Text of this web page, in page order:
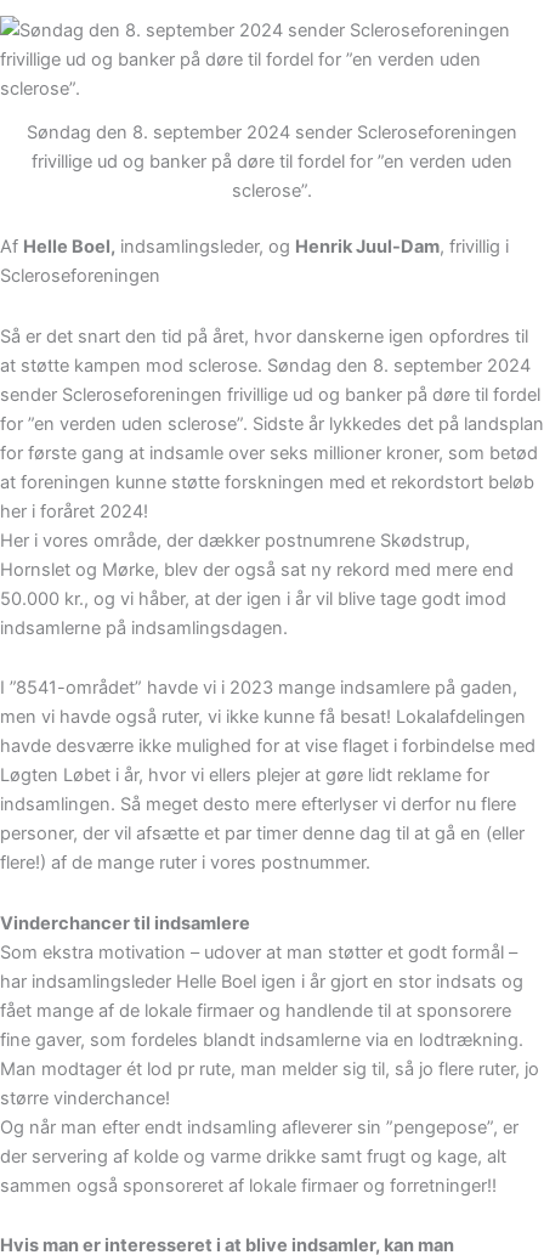
Søndag den 8. september 2024 sender Scleroseforeningen
frivillige ud og banker på døre til fordel for ”en verden uden
sclerose”.
Af Helle Boel, indsamlingsleder, og Henrik Juul-Dam, frivillig i
Scleroseforeningen
Så er det snart den tid på året, hvor danskerne igen opfordres til
at støtte kampen mod sclerose. Søndag den 8. september 2024
sender Scleroseforeningen frivillige ud og banker på døre til fordel
for ”en verden uden sclerose”. Sidste år lykkedes det på landsplan
for første gang at indsamle over seks millioner kroner, som betød
at foreningen kunne støtte forskningen med et rekordstort beløb
her i foråret 2024!
Her i vores område, der dækker postnumrene Skødstrup,
Hornslet og Mørke, blev der også sat ny rekord med mere end
50.000 kr., og vi håber, at der igen i år vil blive tage godt imod
indsamlerne på indsamlingsdagen.
I ”8541-området” havde vi i 2023 mange indsamlere på gaden,
men vi havde også ruter, vi ikke kunne få besat! Lokalafdelingen
havde desværre ikke mulighed for at vise flaget i forbindelse med
Løgten Løbet i år, hvor vi ellers plejer at gøre lidt reklame for
indsamlingen. Så meget desto mere efterlyser vi derfor nu flere
personer, der vil afsætte et par timer denne dag til at gå en (eller
flere!) af de mange ruter i vores postnummer.
Vinderchancer til indsamlere
Som ekstra motivation – udover at man støtter et godt formål –
har indsamlingsleder Helle Boel igen i år gjort en stor indsats og
fået mange af de lokale firmaer og handlende til at sponsorere
fine gaver, som fordeles blandt indsamlerne via en lodtrækning.
Man modtager ét lod pr rute, man melder sig til, så jo flere ruter, jo
større vinderchance!
Og når man efter endt indsamling afleverer sin ”pengepose”, er
der servering af kolde og varme drikke samt frugt og kage, alt
sammen også sponsoreret af lokale firmaer og forretninger!!
Hvis man er interesseret i at blive indsamler, kan man